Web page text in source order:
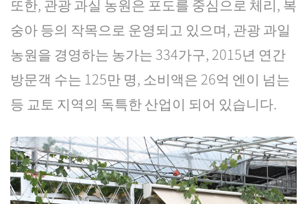
또한, 관광 과실 농원은 포도를 중심으로 체리, 복
숭아 등의 작목으로 운영되고 있으며, 관광 과일
농원을 경영하는 농가는 334가구, 2015년 연간
방문객 수는 125만 명, 소비액은 26억 엔이 넘는
등 교토 지역의 독특한 산업이 되어 있습니다.